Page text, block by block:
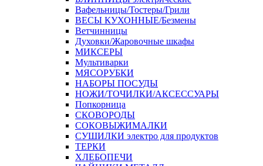
Вафельницы/Тостеры/Грили
ВЕСЫ КУХОННЫЕ/Безмены
Ветчинницы
Духовки/Жаровочные шкафы
МИКСЕРЫ
Мультиварки
МЯСОРУБКИ
НАБОРЫ ПОСУДЫ
НОЖИ/ТОЧИЛКИ/АКСЕССУАРЫ
Попкорница
СКОВОРОДЫ
СОКОВЫЖИМАЛКИ
СУШИЛКИ электро для продуктов
ТЕРКИ
ХЛЕБОПЕЧИ